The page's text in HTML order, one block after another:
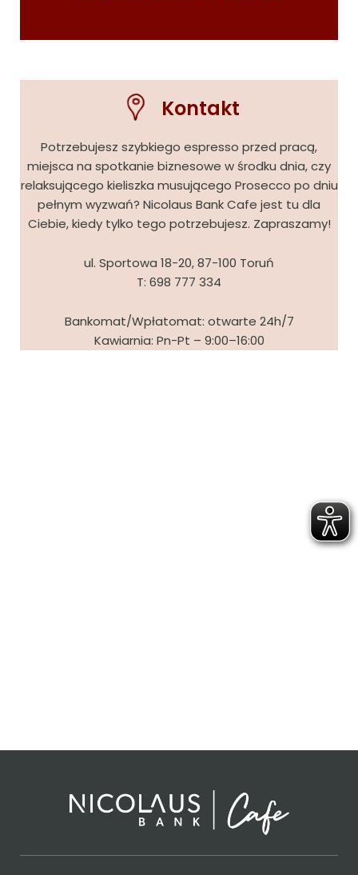
Kontakt
Potrzebujesz szybkiego espresso przed pracą,
miejsca na spotkanie biznesowe w środku dnia, czy
relaksującego kieliszka musującego Prosecco po dniu
pełnym wyzwań? Nicolaus Bank Cafe jest tu dla
Ciebie, kiedy tylko tego potrzebujesz. Zapraszamy!
ul. Sportowa 18-20, 87-100 Toruń
T: 698 777 334
Bankomat/Wpłatomat: otwarte 24h/7
Kawiarnia: Pn-Pt – 9:00–16:00